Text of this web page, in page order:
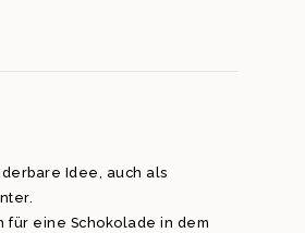
Idee, auch als
für eine Schokolade in dem